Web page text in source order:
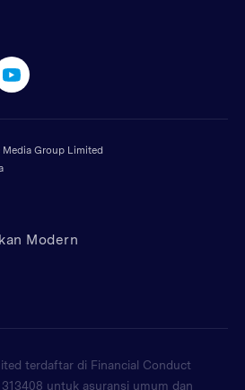
Group Limited
Modern
terdaftar di Financial Conduct
untuk asuransi umum dan